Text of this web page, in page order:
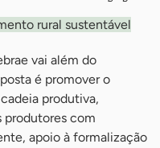
rural sustentável
vai além do
é promover o
produtiva,
produtores com
apoio à formalização